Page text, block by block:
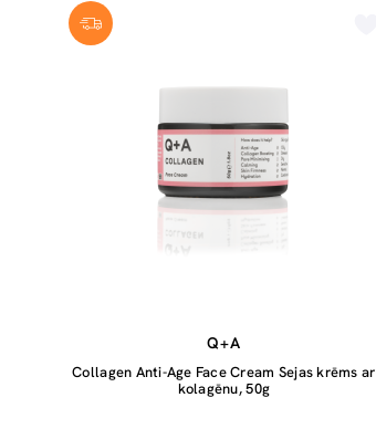
Q+A
Collagen Anti-Age Face Cream Sejas krēms ar
kolagēnu, 50g